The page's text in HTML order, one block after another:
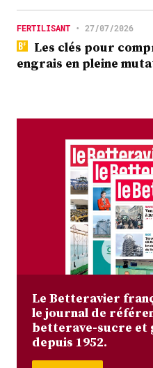
FERTILISANT • 27/07/2026
Les clés pour
engrais en pleine
Le Betteravier
le journal de
betterave-sucre et
depuis 1952.